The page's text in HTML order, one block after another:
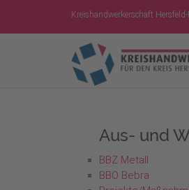
Kreishandwerkerschaft
Aus- und
BBZ Metall
BBO Bebra